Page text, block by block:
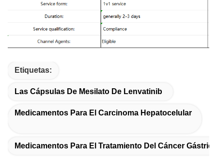
Etiquetas:
Las Cápsulas De Mesilato De Lenvatinib
Medicamentos Para El Carcinoma Hepatocelular
Medicamentos Para El Tratamiento Del Cáncer Gástrico